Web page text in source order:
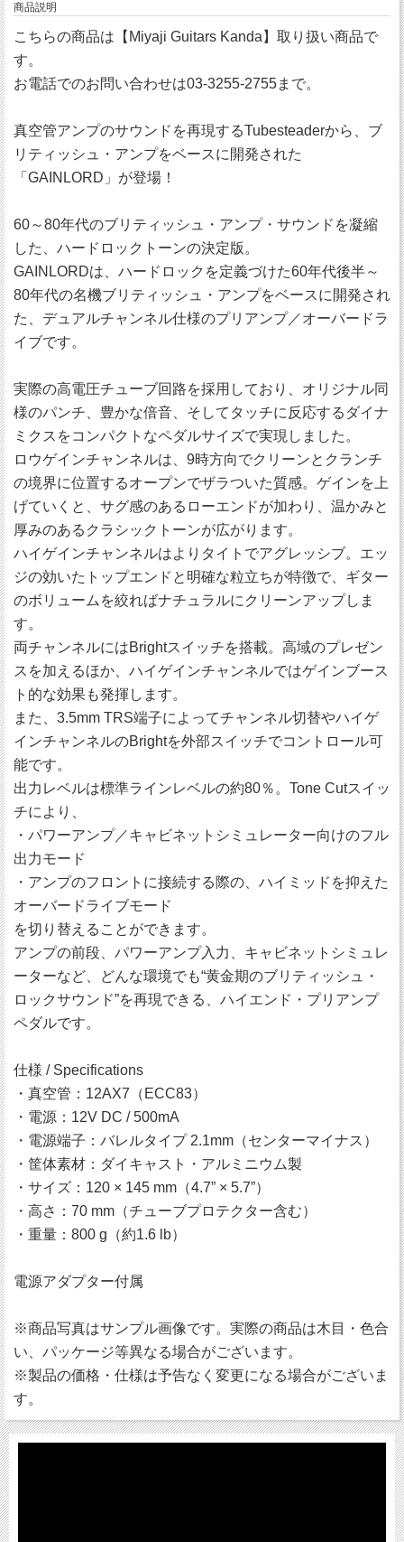
商品説明
こちらの商品は【Miyaji Guitars Kanda】取り扱い商品で
す。
お電話でのお問い合わせは03-3255-2755まで。
真空管アンプのサウンドを再現するTubesteaderから、ブ
リティッシュ・アンプをベースに開発された
「GAINLORD」が登場！
60～80年代のブリティッシュ・アンプ・サウンドを凝縮
した、ハードロックトーンの決定版。
GAINLORDは、ハードロックを定義づけた60年代後半～
80年代の名機ブリティッシュ・アンプをベースに開発され
た、デュアルチャンネル仕様のプリアンプ／オーバードラ
イブです。
実際の高電圧チューブ回路を採用しており、オリジナル同
様のパンチ、豊かな倍音、そしてタッチに反応するダイナ
ミクスをコンパクトなペダルサイズで実現しました。
ロウゲインチャンネルは、9時方向でクリーンとクランチ
の境界に位置するオープンでザラついた質感。ゲインを上
げていくと、サグ感のあるローエンドが加わり、温かみと
厚みのあるクラシックトーンが広がります。
ハイゲインチャンネルはよりタイトでアグレッシブ。エッ
ジの効いたトップエンドと明確な粒立ちが特徴で、ギター
のボリュームを絞ればナチュラルにクリーンアップしま
す。
両チャンネルにはBrightスイッチを搭載。高域のプレゼン
スを加えるほか、ハイゲインチャンネルではゲインブース
ト的な効果も発揮します。
また、3.5mm TRS端子によってチャンネル切替やハイゲ
インチャンネルのBrightを外部スイッチでコントロール可
能です。
出力レベルは標準ラインレベルの約80％。Tone Cutスイッ
チにより、
・パワーアンプ／キャビネットシミュレーター向けのフル
出力モード
・アンプのフロントに接続する際の、ハイミッドを抑えた
オーバードライブモード
を切り替えることができます。
アンプの前段、パワーアンプ入力、キャビネットシミュレ
ーターなど、どんな環境でも“黄金期のブリティッシュ・
ロックサウンド”を再現できる、ハイエンド・プリアンプ
ペダルです。
仕様 / Specifications
・真空管：12AX7（ECC83）
・電源：12V DC / 500mA
・電源端子：バレルタイプ 2.1mm（センターマイナス）
・筐体素材：ダイキャスト・アルミニウム製
・サイズ：120 × 145 mm（4.7” × 5.7”）
・高さ：70 mm（チューブプロテクター含む）
・重量：800 g（約1.6 lb）
電源アダプター付属
※商品写真はサンプル画像です。実際の商品は木目・色合
い、パッケージ等異なる場合がございます。
※製品の価格・仕様は予告なく変更になる場合がございま
す。